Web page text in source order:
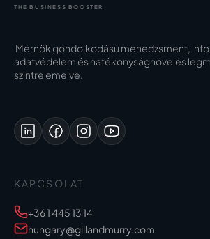
THE BUSINESS BOOSTER
Mérnök gondolkodású menedzsment,
adatvédelem és hatékonyságnövelés
szintre emelve.
KAPCSOLAT
+36 1 445 13 14
hungary@gillandmurry.com